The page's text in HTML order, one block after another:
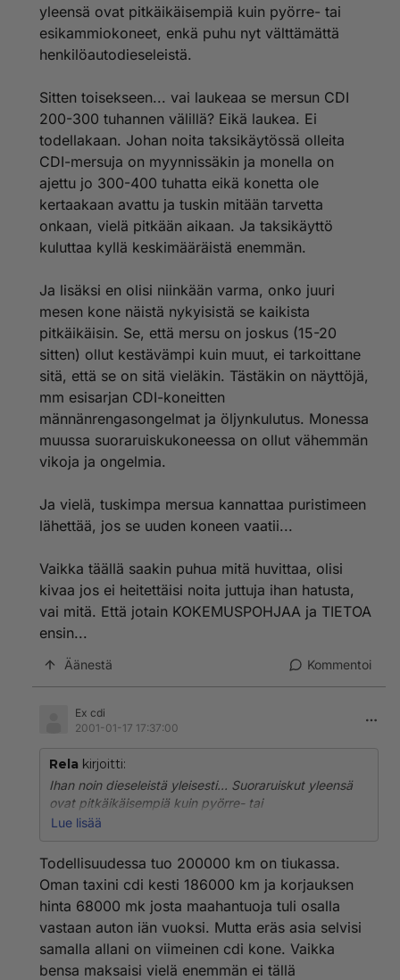
yleensä ovat pitkäikäisempiä kuin pyörre- tai
esikammiokoneet, enkä puhu nyt välttämättä
henkilöautodieseleistä.
Sitten toisekseen... vai laukeaa se mersun CDI
200-300 tuhannen välillä? Eikä laukea. Ei
todellakaan. Johan noita taksikäytössä olleita
CDI-mersuja on myynnissäkin ja monella on
ajettu jo 300-400 tuhatta eikä konetta ole
kertaakaan avattu ja tuskin mitään tarvetta
onkaan, vielä pitkään aikaan. Ja taksikäyttö
kuluttaa kyllä keskimääräistä enemmän.
Ja lisäksi en olisi niinkään varma, onko juuri
mesen kone näistä nykyisistä se kaikista
pitkäikäisin. Se, että mersu on joskus (15-20
sitten) ollut kestävämpi kuin muut, ei tarkoittane
sitä, että se on sitä vieläkin. Tästäkin on näyttöjä,
mm esisarjan CDI-koneitten
männänrengasongelmat ja öljynkulutus. Monessa
muussa suoraruiskukoneessa on ollut vähemmän
vikoja ja ongelmia.
Ja vielä, tuskimpa mersua kannattaa puristimeen
lähettää, jos se uuden koneen vaatii...
Vaikka täällä saakin puhua mitä huvittaa, olisi
kivaa jos ei heitettäisi noita juttuja ihan hatusta,
vai mitä. Että jotain KOKEMUSPOHJAA ja TIETOA
ensin...
Äänestä Kommentoi
Ex cdi
2001-01-17 17:37:00
Rela kirjoitti:
Ihan noin dieseleistä yleisesti... Suoraruiskut yleensä
ovat pitkäikäisempiä kuin pyörre- tai
esikammiokoneet, enkä puhu nyt välttämättä
300 tuhannen välillä? Eikä laukea. Ei todellakaan.
Johan noita taksikäytössä olleita CDI-mersuja on
myynnissäkin ja monella on ajettu jo 300-400 tuhatta
eikä konetta ole kertaakaan avattu ja tuskin mitään
tarvetta onkaan, vielä pitkään aikaan. Ja taksikäyttö
Lue lisää
Todellisuudessa tuo 200000 km on tiukassa.
Oman taxini cdi kesti 186000 km ja korjauksen
hinta 68000 mk josta maahantuoja tuli osalla
vastaan auton iän vuoksi. Mutta eräs asia selvisi
samalla allani on viimeinen cdi kone. Vaikka
bensa maksaisi vielä enemmän ei tällä